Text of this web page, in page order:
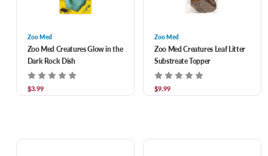
Zoo Med
Zoo Med Creatures Glow in the
Dark Rock Dish
$3.99
Zoo Med
Zoo Med Creatures Leaf Litter
Substreate Topper
$9.99